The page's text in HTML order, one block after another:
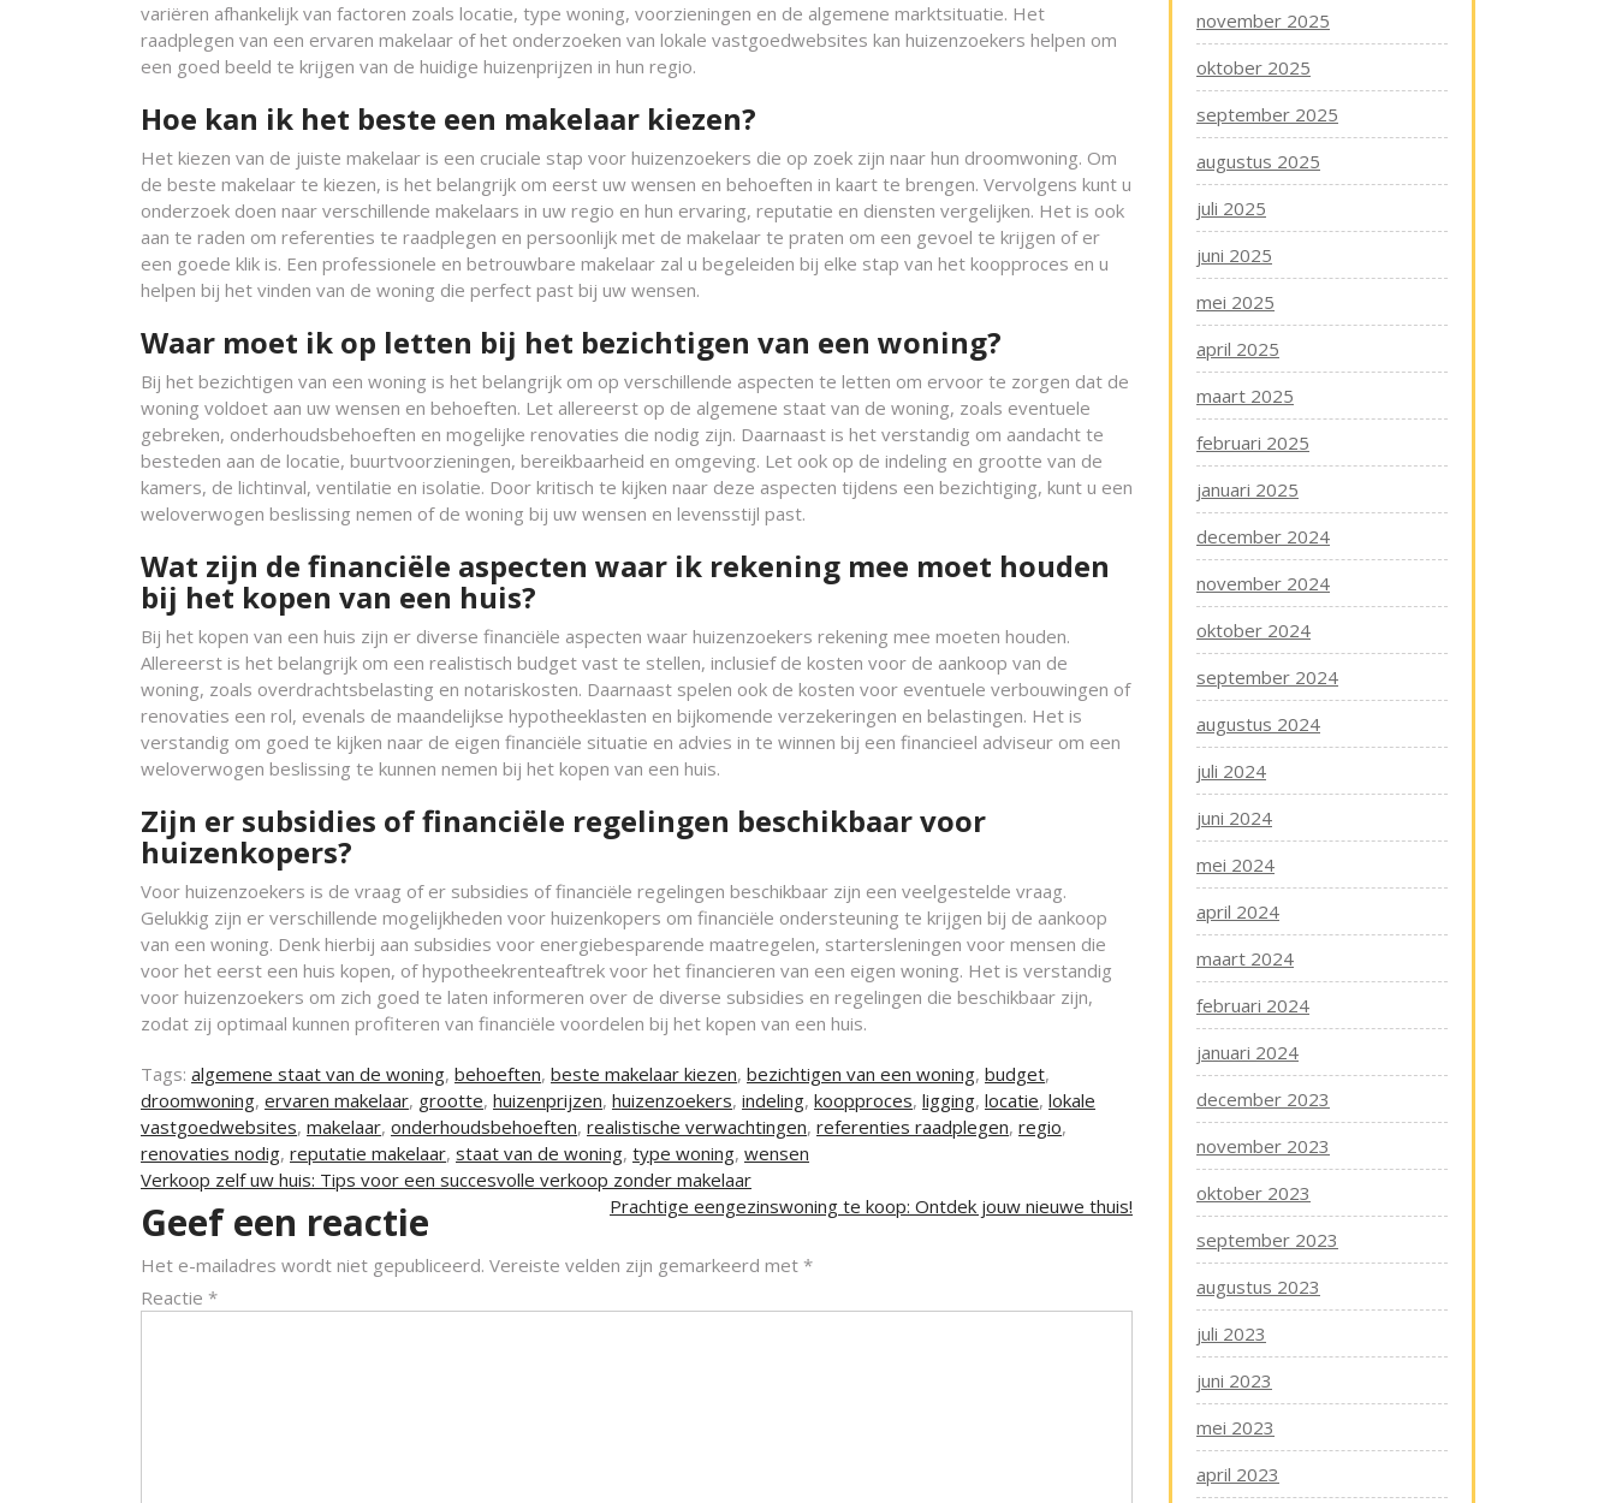
variëren afhankelijk van factoren zoals locatie, type woning, voorzieningen en de algemene marktsituatie. Het
raadplegen van een ervaren makelaar of het onderzoeken van lokale vastgoedwebsites kan huizenzoekers helpen om
een goed beeld te krijgen van de huidige huizenprijzen in hun regio.
Hoe kan ik het beste een makelaar kiezen?
Het kiezen van de juiste makelaar is een cruciale stap voor huizenzoekers die op zoek zijn naar hun droomwoning. Om
de beste makelaar te kiezen, is het belangrijk om eerst uw wensen en behoeften in kaart te brengen. Vervolgens kunt u
onderzoek doen naar verschillende makelaars in uw regio en hun ervaring, reputatie en diensten vergelijken. Het is ook
aan te raden om referenties te raadplegen en persoonlijk met de makelaar te praten om een gevoel te krijgen of er
een goede klik is. Een professionele en betrouwbare makelaar zal u begeleiden bij elke stap van het koopproces en u
helpen bij het vinden van de woning die perfect past bij uw wensen.
Waar moet ik op letten bij het bezichtigen van een woning?
Bij het bezichtigen van een woning is het belangrijk om op verschillende aspecten te letten om ervoor te zorgen dat de
woning voldoet aan uw wensen en behoeften. Let allereerst op de algemene staat van de woning, zoals eventuele
gebreken, onderhoudsbehoeften en mogelijke renovaties die nodig zijn. Daarnaast is het verstandig om aandacht te
besteden aan de locatie, buurtvoorzieningen, bereikbaarheid en omgeving. Let ook op de indeling en grootte van de
kamers, de lichtinval, ventilatie en isolatie. Door kritisch te kijken naar deze aspecten tijdens een bezichtiging, kunt u een
weloverwogen beslissing nemen of de woning bij uw wensen en levensstijl past.
Wat zijn de financiële aspecten waar ik rekening mee moet houden
bij het kopen van een huis?
Bij het kopen van een huis zijn er diverse financiële aspecten waar huizenzoekers rekening mee moeten houden.
Allereerst is het belangrijk om een realistisch budget vast te stellen, inclusief de kosten voor de aankoop van de
woning, zoals overdrachtsbelasting en notariskosten. Daarnaast spelen ook de kosten voor eventuele verbouwingen of
renovaties een rol, evenals de maandelijkse hypotheeklasten en bijkomende verzekeringen en belastingen. Het is
verstandig om goed te kijken naar de eigen financiële situatie en advies in te winnen bij een financieel adviseur om een
weloverwogen beslissing te kunnen nemen bij het kopen van een huis.
Zijn er subsidies of financiële regelingen beschikbaar voor
huizenkopers?
Voor huizenzoekers is de vraag of er subsidies of financiële regelingen beschikbaar zijn een veelgestelde vraag.
Gelukkig zijn er verschillende mogelijkheden voor huizenkopers om financiële ondersteuning te krijgen bij de aankoop
van een woning. Denk hierbij aan subsidies voor energiebesparende maatregelen, startersleningen voor mensen die
voor het eerst een huis kopen, of hypotheekrenteaftrek voor het financieren van een eigen woning. Het is verstandig
voor huizenzoekers om zich goed te laten informeren over de diverse subsidies en regelingen die beschikbaar zijn,
zodat zij optimaal kunnen profiteren van financiële voordelen bij het kopen van een huis.
Tags: algemene staat van de woning, behoeften, beste makelaar kiezen, bezichtigen van een woning, budget,
droomwoning, ervaren makelaar, grootte, huizenprijzen, huizenzoekers, indeling, koopproces, ligging, locatie, lokale
vastgoedwebsites, makelaar, onderhoudsbehoeften, realistische verwachtingen, referenties raadplegen, regio,
renovaties nodig, reputatie makelaar, staat van de woning, type woning, wensen
Berichtnavigatie
Verkoop zelf uw huis: Tips voor een succesvolle verkoop zonder makelaar
Prachtige eengezinswoning te koop: Ontdek jouw nieuwe thuis!
Geef een reactie
Het e-mailadres wordt niet gepubliceerd. Vereiste velden zijn gemarkeerd met *
Reactie *
november 2025
oktober 2025
september 2025
augustus 2025
juli 2025
juni 2025
mei 2025
april 2025
maart 2025
februari 2025
januari 2025
december 2024
november 2024
oktober 2024
september 2024
augustus 2024
juli 2024
juni 2024
mei 2024
april 2024
maart 2024
februari 2024
januari 2024
december 2023
november 2023
oktober 2023
september 2023
augustus 2023
juli 2023
juni 2023
mei 2023
april 2023